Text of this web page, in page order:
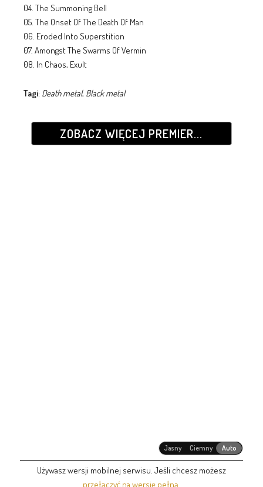
04. The Summoning Bell
05. The Onset Of The Death Of Man
06. Eroded Into Superstition
07. Amongst The Swarms Of Vermin
08. In Chaos, Exult
Tagi: Death metal, Black metal
ZOBACZ WIĘCEJ PREMIER...
Jasny Ciemny Auto
Używasz wersji mobilnej serwisu. Jeśli chcesz możesz
przełączyć na wersję pełną